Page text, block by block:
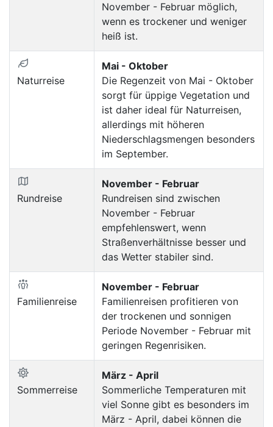
November - Februar möglich,
wenn es trockener und weniger
heiß ist.
Naturreise
Mai - Oktober
Die Regenzeit von Mai - Oktober
sorgt für üppige Vegetation und
ist daher ideal für Naturreisen,
allerdings mit höheren
Niederschlagsmengen besonders
im September.
Rundreise
November - Februar
Rundreisen sind zwischen
November - Februar
empfehlenswert, wenn
Straßenverhältnisse besser und
das Wetter stabiler sind.
Familienreise
November - Februar
Familienreisen profitieren von
der trockenen und sonnigen
Periode November - Februar mit
geringen Regenrisiken.
Sommerreise
März - April
Sommerliche Temperaturen mit
viel Sonne gibt es besonders im
März - April, dabei können die